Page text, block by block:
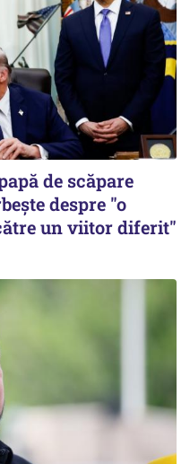
de scăpare
despre "o
un viitor diferit"